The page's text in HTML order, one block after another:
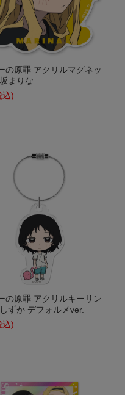
の原罪 アクリルマグネッ
まりな
込)
の原罪 アクリルキーリン
ずか デフォルメver.
込)